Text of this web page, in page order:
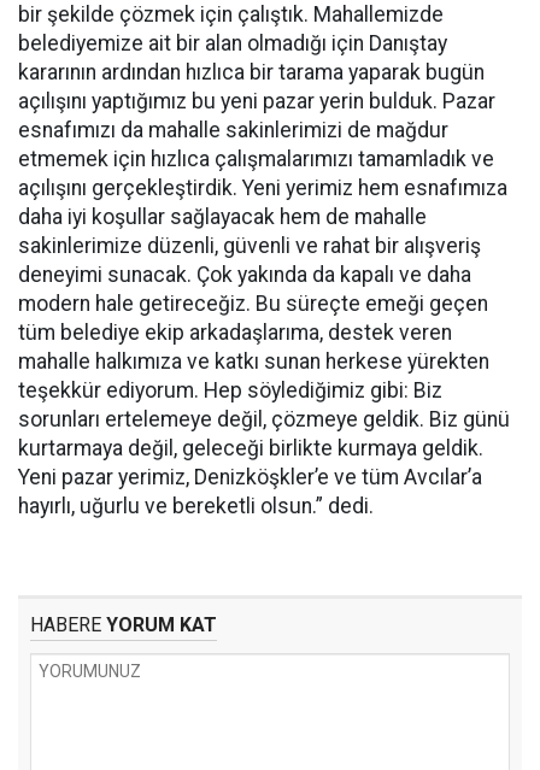
bir şekilde çözmek için çalıştık. Mahallemizde
belediyemize ait bir alan olmadığı için Danıştay
kararının ardından hızlıca bir tarama yaparak bugün
açılışını yaptığımız bu yeni pazar yerin bulduk. Pazar
esnafımızı da mahalle sakinlerimizi de mağdur
etmemek için hızlıca çalışmalarımızı tamamladık ve
açılışını gerçekleştirdik. Yeni yerimiz hem esnafımıza
daha iyi koşullar sağlayacak hem de mahalle
sakinlerimize düzenli, güvenli ve rahat bir alışveriş
deneyimi sunacak. Çok yakında da kapalı ve daha
modern hale getireceğiz. Bu süreçte emeği geçen
tüm belediye ekip arkadaşlarıma, destek veren
mahalle halkımıza ve katkı sunan herkese yürekten
teşekkür ediyorum. Hep söylediğimiz gibi: Biz
sorunları ertelemeye değil, çözmeye geldik. Biz günü
kurtarmaya değil, geleceği birlikte kurmaya geldik.
Yeni pazar yerimiz, Denizköşkler’e ve tüm Avcılar’a
hayırlı, uğurlu ve bereketli olsun.” dedi.
HABERE YORUM KAT